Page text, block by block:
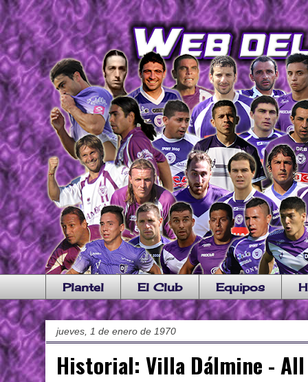
Plantel El Club Equipos
jueves, 1 de enero de 1970
Historial: Villa Dálmine -